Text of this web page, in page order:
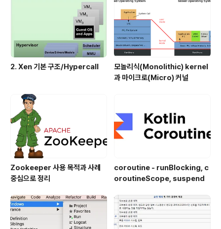
띄웠다면 http://localhost:3000 이 Origin에 해당한다.
Same Origin이란 같은 Ori..
2. Xen 기본 구조/Hypercall
모놀리식(Monolithic) kernel
과 마이크로(Micro) 커널
Zookeeper 사용 목적과 사례
중심으로 정리
coroutine - runBlocking, c
oroutineScope, suspend